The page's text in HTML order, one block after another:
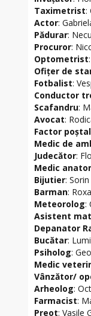
Taximetrist:
Actor:
Pădurar:
Procuror:
Optometrist
Ofiţer de
Fotbalist:
Conductor
Scafandru:
Avocat:
Factor poştal
Medic de
Judecător:
Medic
Bijutier:
Barman:
Meteorolog:
Asistent
Depanator
Bucătar:
Psiholog:
Medic
Vânzător/
Arheolog:
Farmacist:
Preot: Vasile